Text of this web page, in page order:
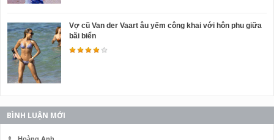
Vợ cũ Van der Vaart âu yếm công khai với hôn phu giữa
bãi biển
BÌNH LUẬN MỚI